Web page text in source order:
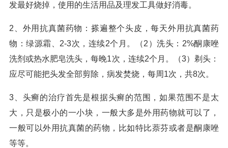
发最好烧掉，使用的生活用品及理发工具做好消毒。
2、外用抗真菌药物：搽遍整个头皮，每天外用抗真菌药
物：绿源霜、2-3次，连续2个月。（2）洗头：2%酮康唑
洗剂或热水肥皂洗头，每晚1次，连续2个月。（3）剃头：
应尽可能把头发全部剪除，病发焚烧，每周1次，共8次。
3、头癣的治疗首先是根据头癣的范围，如果范围不是太
大，只是极小的一小块，一般大多是外用药物就可以了，
一般可以外用抗真菌的药物，比如特比萘芬或者是酮康唑
等等。